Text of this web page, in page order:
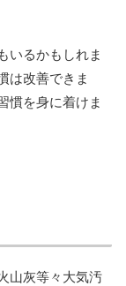
いるかもしれま
は改善できま
慣を身に着けま
山灰等々大気汚